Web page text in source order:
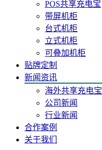
POS共享充电宝
带屏机柜
台式机柜
立式机柜
可叠加机柜
贴牌定制
新闻资讯
海外共享充电宝
公司新闻
行业新闻
合作案例
关于我们